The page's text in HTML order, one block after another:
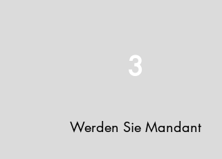
3
Werden Sie Mandant